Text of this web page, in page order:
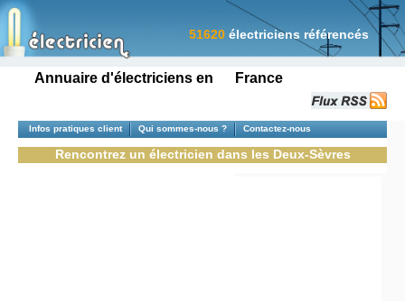
Annuaire d'électriciens en France
51620 électriciens référencés
Infos pratiques client Qui sommes-nous ? Contactez-nous
Rencontrez un électricien dans les Deux-Sèvres